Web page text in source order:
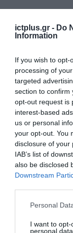
ictplus.gr - Do
Information
If you wish to
processing of
targeted
section to confirm
opt-out request is
interest-based
us or personal
your opt-out. You
disclosure of your
IAB’s list of
also be disclosed
Downstream
Please note that
not limited to
Personal
I want to
personal data.
Η ώθηση για
Επιτροπής,
Η Ισπανίδα
την ευθύνη
για να
λίγο μετά
επικεφαλής